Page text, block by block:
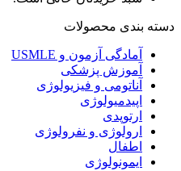
دسته بندی محصولات
آمادگی آزمون و USMLE
آموزش پزشکی
آناتومی و فیزیولوژی
اپیدمیولوژی
ارتوپدی
ارولوژی و نفرولوژی
اطفال
ایمونولوژی